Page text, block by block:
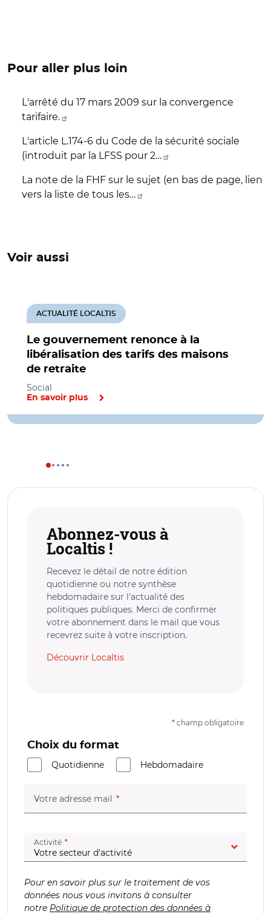
Pour aller plus loin
L'arrêté du 17 mars 2009 sur la convergence
tarifaire.
L'article L.174-6 du Code de la sécurité sociale
(introduit par la LFSS pour 2…
La note de la FHF sur le sujet (en bas de page, lien
vers la liste de tous les…
Voir aussi
Le gouvernement renonce à la
libéralisation des tarifs des maisons
de retraite
ACTUALITÉ LOCALTIS
Social
En savoir plus
Abonnez-vous à
Localtis !
Recevez le détail de notre édition
quotidienne ou notre synthèse
hebdomadaire sur l’actualité des
politiques publiques. Merci de confirmer
votre abonnement dans le mail que vous
recevrez suite à votre inscription.
Découvrir Localtis
* champ obligatoire
Choix du format
Quotidienne
Hebdomadaire
Votre adresse mail (champ obligatoire)
Activité (champ obligatoire)
Pour en savoir plus sur le traitement de vos
données nous vous invitons à consulter
notre Politique de protection des données à